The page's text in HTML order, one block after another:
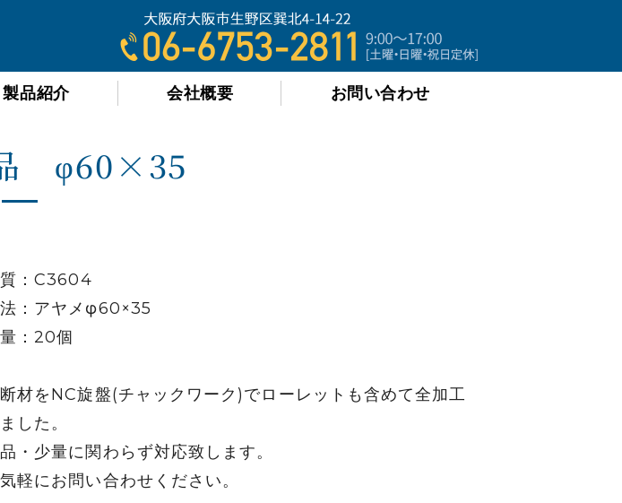
会社オールテック｜規格ネジから機械加工品を全国
製品紹介 会社概要 お問い合わせ
φ60×35
：C3604
：アヤメφ60×35
：20個
材をNC旋盤(チャックワーク)でローレットも含めて全加工
した。
・少量に関わらず対応致します。
軽にお問い合わせください。